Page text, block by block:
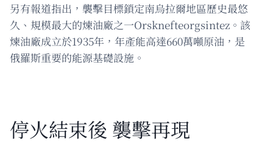
另有報道指出，襲擊目標鎖定南烏拉爾地區歷史最悠
久、規模最大的煉油廠之一Orsknefteorgsintez。該
煉油廠成立於1935年，年產能高達660萬噸原油，是
俄羅斯重要的能源基礎設施。
停火結束後 襲擊再現